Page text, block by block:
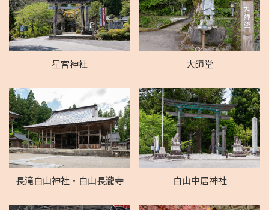
星宮神社 大師堂
長滝白山神社・白山長瀧寺 白山中居神社